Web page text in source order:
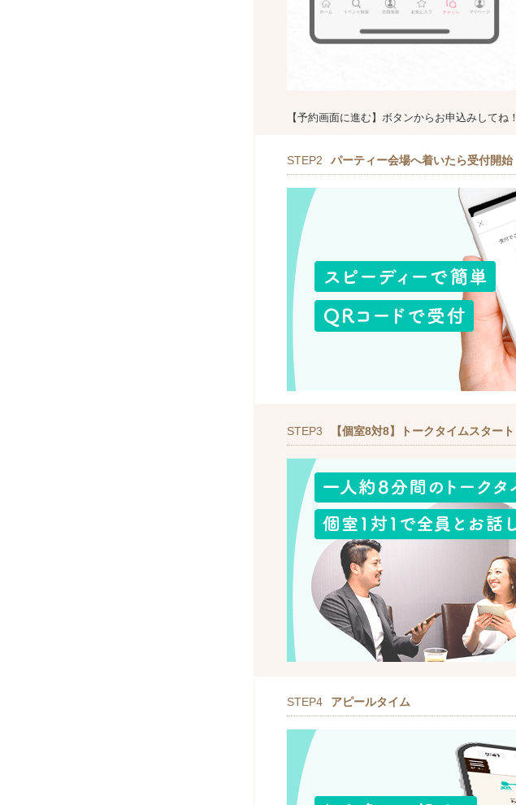
【予約画面に進む】ボタンからお申込みしてね！
STEP2 パーティー会場へ着いたら受付開始
STEP3 【個室8対8】トークタイムスタート
STEP4 アピールタイム